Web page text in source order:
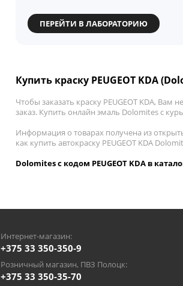
ПЕРЕЙТИ В ЛАБОРАТОРИЮ
Купить краску PEUGEOT KDA
Чтобы заказать краску PEUGEOT KDA,
заказ. Купить онлайн эмаль Dolomites с
Информация о товарах получена из
как купить автокраску PEUGEOT KDA
Dolomites с кодом PEUGEOT KDA в
Интернет-магазин:
+375 33 350-350-9
Розничный магазин, ПВЗ Полоцк:
+375 33 350-35-70